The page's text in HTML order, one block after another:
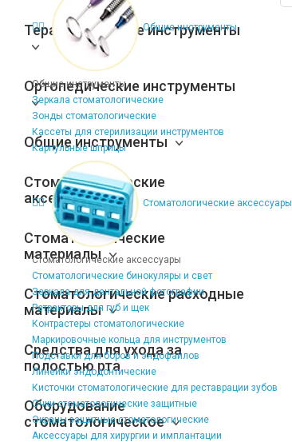
Общие инструменты
Общие инструменты
Зеркала стоматологические
Зонды стоматологические
Кассеты для стерилизации инструментов
Карпульные шприцы
Стоматологические аксессуары
Стоматологические аксессуары
Стоматологические бинокуляры и свет
Зеркала для дентальной фотографии
Ретракторы для губ и щек
Контрастеры стоматологические
Маркировочные кольца для инструментов
Подставки для боров и эндофайлов
Линейки эндодонтические
Кисточки стоматологические для реставрации зубов
Очки стоматологические защитные
Экраны защитные стоматологические
Аксессуары для хирургии и имплантации
Терапевтические инструменты
Ортопедические инструменты
Общие инструменты
Стоматологические
аксессуары
Стоматологические
материалы
Стоматологические расходные
материалы
Средства для ухода за
полостью рта
Оборудование
стоматологическое